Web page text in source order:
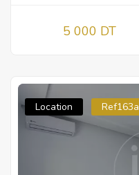
5 000 DT
Location Ref163a